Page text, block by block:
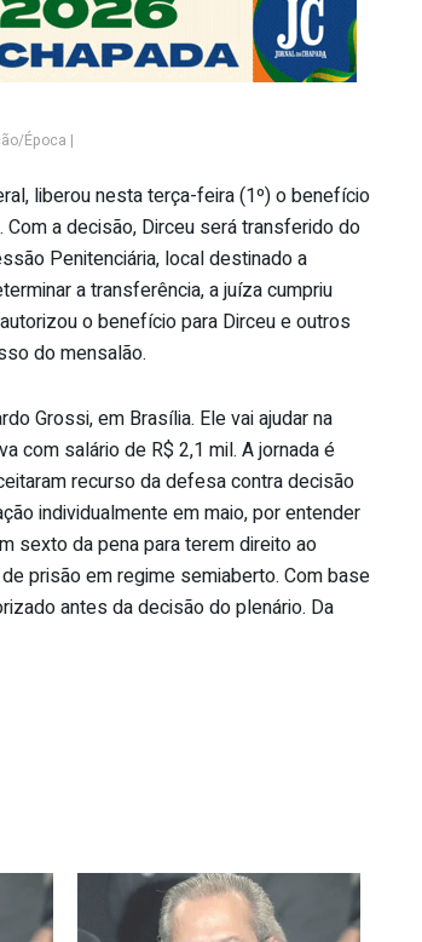
Época |
liberou nesta terça-feira (1º) o benefício
a decisão, Dirceu será transferido do
Penitenciária, local destinado a
a transferência, a juíza cumpriu
o benefício para Dirceu e outros
do mensalão.
Grossi, em Brasília. Ele vai ajudar na
com salário de R$ 2,1 mil. A jornada é
recurso da defesa contra decisão
individualmente em maio, por entender
sexto da pena para terem direito ao
prisão em regime semiaberto. Com base
antes da decisão do plenário. Da